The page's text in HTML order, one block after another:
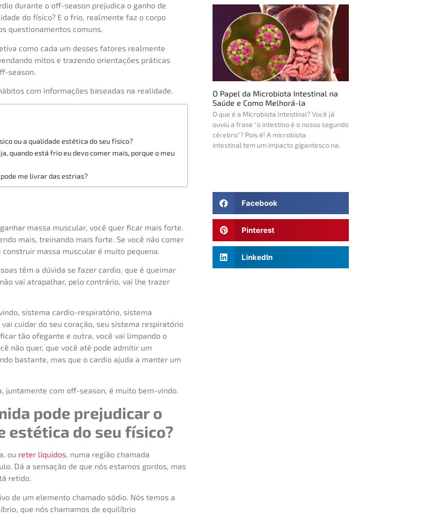
durante o off-season prejudica o ganho de
do físico? E o frio, realmente faz o corpo
questionamentos comuns.
como cada um desses fatores realmente
mitos e trazendo orientações práticas
season.
com informações baseadas na realidade.
ou a qualidade estética do seu físico?
quando está frio eu devo comer mais, porque o meu
me livrar das estrias?
massa muscular, você quer ficar mais forte.
mais, treinando mais forte. Se você não comer
massa muscular é muito pequena.
têm a dúvida se fazer cardio, que é queimar
vai atrapalhar, pelo contrário, vai lhe trazer
sistema cardio-respiratório, sistema
cuidar do seu coração, seu sistema respiratório
tão ofegante e outra, você vai limpando o
não quer, que você até pode admitir um
bastante, mas que o cardio ajuda a manter um
juntamente com off-season, é muito bem-vindo.
pode prejudicar o
estética do seu físico?
ou reter líquidos, numa região chamada
Dá a sensação de que nós estamos gordos, mas
retido.
de um elemento chamado sódio. Nós temos a
que nós chamamos de equilíbrio
O Papel da Microbiota Intestinal na
Saúde e Como Melhorá-la
O que é a Microbiota Intestinal? Você já
ouviu a frase "o intestino é o nosso segundo
cérebro"? Pois é! A microbiota
intestinal tem um impacto gigantesco na.
Facebook
Pinterest
LinkedIn